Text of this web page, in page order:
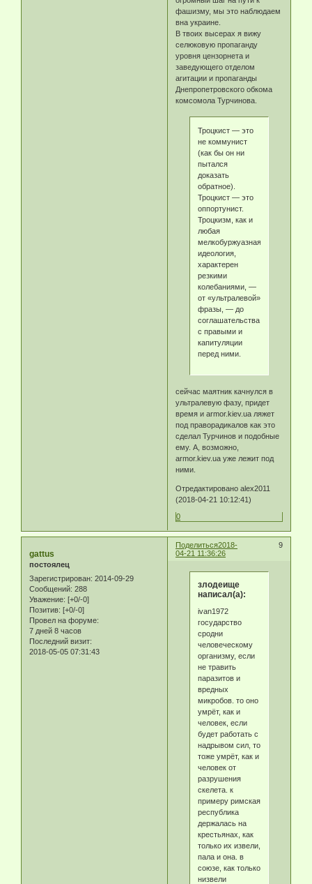
фашизму, мы это наблюдаем
вна украине.
В твоих высерах я вижу
селюковую пропаганду
уровня цензорнета и
заведующего отделом
агитации и пропаганды
Днепропетровского обкома
комсомола Турчинова.
Троцкист — это
не коммунист
(как бы он ни
пытался
доказать
обратное).
Троцкист — это
оппортунист.
Троцкизм, как и
любая
мелкобуржуазная
идеология,
характерен
резкими
колебаниями, —
от «ультралевой»
фразы, — до
соглашательства
с правыми и
капитуляции
перед ними.
сейчас маятник качнулся в
ультралевую фазу, придет
время и armor.kiev.ua ляжет
под праворадикалов как это
сделал Турчинов и подобные
ему. А, возможно,
armor.kiev.ua уже лежит под
ними.
Отредактировано alex2011
(2018-04-21 10:12:41)
0
Поделиться 9
2018-
04-21 11:36:26
gattus
постоялец
Зарегистрирован: 2014-09-29
Сообщений: 288
Уважение: [+0/-0]
Позитив: [+0/-0]
Провел на форуме:
7 дней 8 часов
Последний визит:
2018-05-05 07:31:43
злодеище
написал(а):
ivan1972
государство
сродни
человеческому
организму, если
не травить
паразитов и
вредных
микробов. то оно
умрёт, как и
человек, если
будет работать с
надрывом сил, то
тоже умрёт, как и
человек от
разрушения
скелета. к
примеру римская
республика
держалась на
крестьянах, как
только их извели,
пала и она. в
союзе, как только
низвели